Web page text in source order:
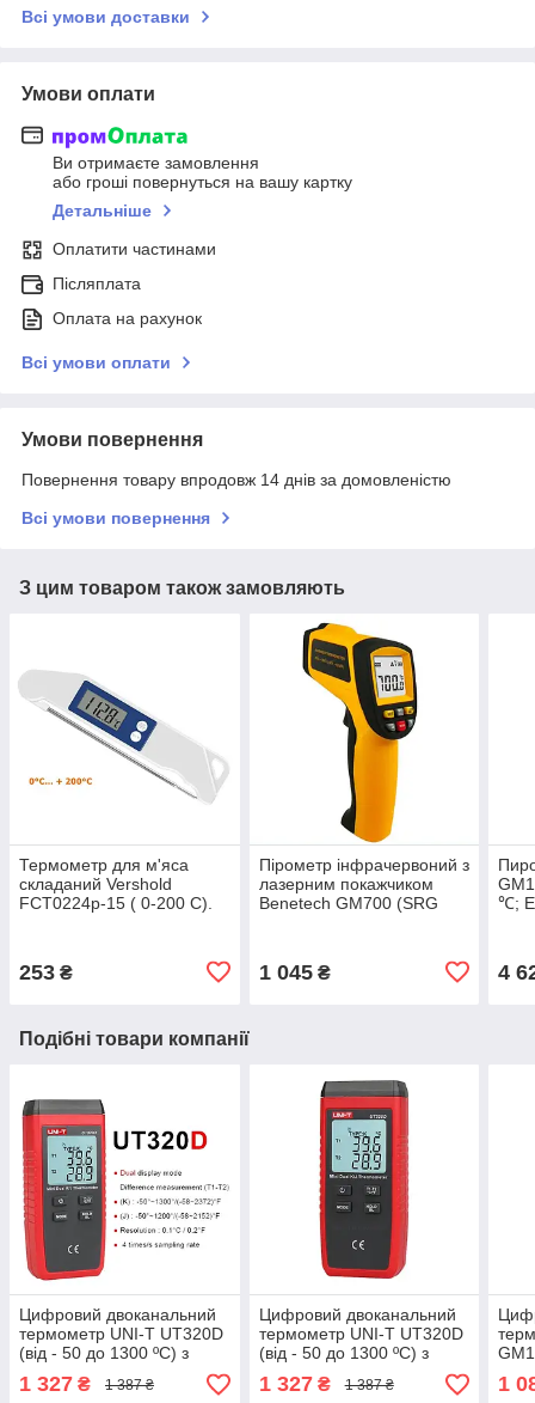
Всі умови доставки
Умови оплати
Ви отримаєте замовлення
або гроші повернуться на вашу картку
Детальніше
Оплатити частинами
Післяплата
Оплата на рахунок
Всі умови оплати
Умови повернення
Повернення товару впродовж 14 днів за домовленістю
Всі умови повернення
З цим товаром також замовляють
Термометр для м'яса
складаний Vershold
FCT0224p-15 ( 0-200 С).
253 ₴
Пірометр інфрачервоний з
лазерним покажчиком
Benetech GM700 (SRG
1 045₴
℃;
4
Подібні товари компанії
Цифровий двоканальний
термометр UNI-T UT320D
(від - 50 до 1300 ºC) з
двома термопарами К-
типу
1 327 ₴ 1 387 ₴
Цифровий двоканальний
термометр UNI-T UT320D
(від - 50 до 1300 ºC) з
двома термопарами К-
типу
1 327₴ 1 387 ₴
ºC)
К-
1